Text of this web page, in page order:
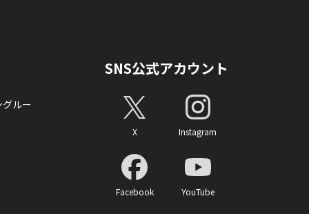
ルー
SNS公式アカウント
X Instagram
Facebook YouTube